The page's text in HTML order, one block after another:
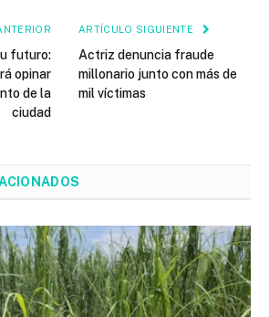
futuro:
opinar
de la
ciudad
ARTÍCULO SIGUIENTE
Actriz denuncia fraude
millonario junto con más de
mil víctimas